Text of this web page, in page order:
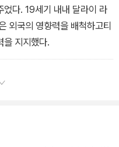
었다. 19세기 내내 달라이 라
외국의 영향력을 배척하고티
을 지지했다.